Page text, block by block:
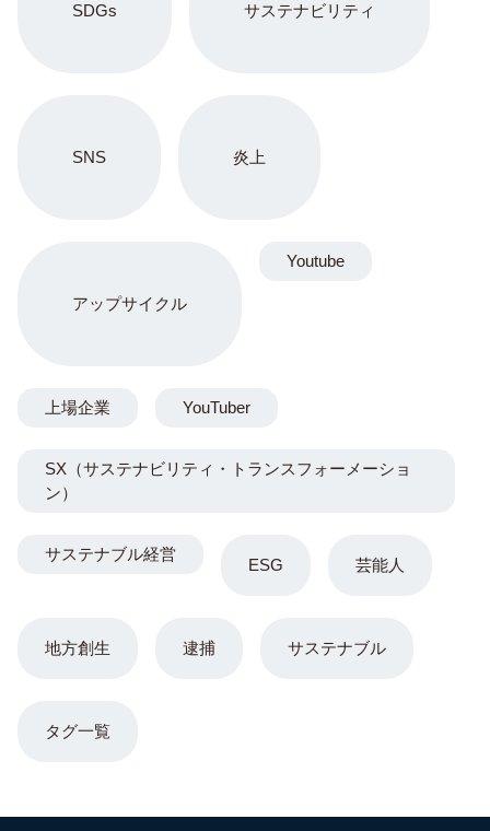
SDGs サステナビリティ
SNS 炎上
アップサイクル
ESG 芸能人
地方創生 逮捕 サステナブル
Youtube
上場企業 YouTuber
SX（サステナビリティ・トランスフォーメーショ
ン）
サステナブル経営
タグ一覧